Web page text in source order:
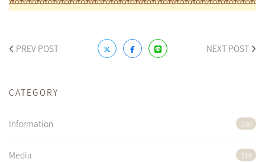
PREV POST NEXT POST
CATEGORY
Information 336
Media 314